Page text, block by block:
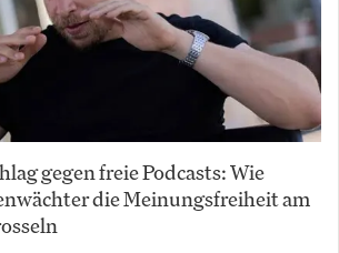
gegen freie Podcasts: Wie
die Meinungsfreiheit am